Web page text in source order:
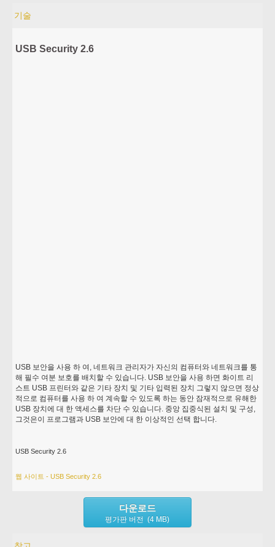
기술
USB Security 2.6
USB 보안을 사용 하 여, 네트워크 관리자가 자신의 컴퓨터와 네트워크를 통
해 필수 여분 보호를 배치할 수 있습니다. USB 보안을 사용 하면 화이트 리
스트 USB 프린터와 같은 기타 장치 및 기타 입력된 장치 그렇지 않으면 정상
적으로 컴퓨터를 사용 하 여 계속할 수 있도록 하는 동안 잠재적으로 유해한
USB 장치에 대 한 액세스를 차단 수 있습니다. 중앙 집중식된 설치 및 구성,
그것은이 프로그램과 USB 보안에 대 한 이상적인 선택 합니다.
USB Security 2.6
웹 사이트 - USB Security 2.6
다운로드
평가판 버전 (4 MB)